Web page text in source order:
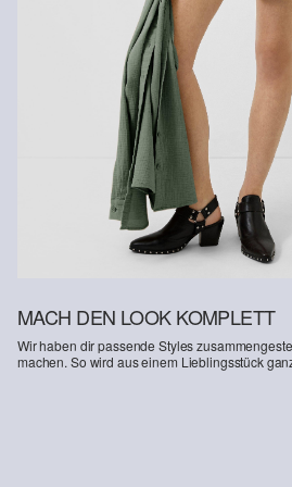
MACH DEN LOOK KOMPLETT
Wir haben dir passende Styles
machen. So wird aus einem Lieblingsstück